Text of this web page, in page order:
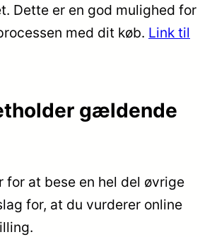
Dette er en god mulighed for
med dit køb. Link til
gældende
at bese en hel del øvrige
for, at du vurderer online